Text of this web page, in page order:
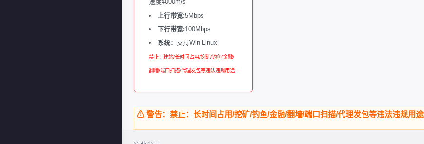
速度4000m/s
上行带宽:5Mbps
下行带宽:100Mbps
系统： 支持Win Linux
禁止：建站/长时间占用/挖矿/钓鱼/金融/
翻墙/端口扫描/代理发包等违法违规用途
⚠ 警告：禁止：长时间占用/挖矿/钓鱼/金融/翻墙/端口扫描/代理发包等违法违规用途